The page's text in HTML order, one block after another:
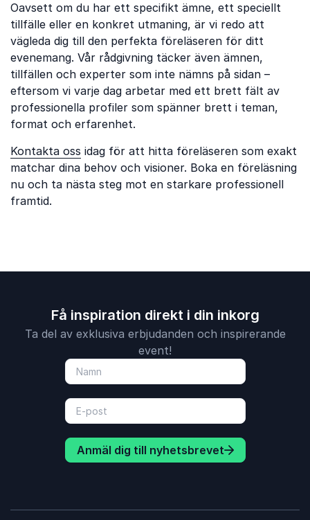
Oavsett om du har ett specifikt ämne, ett speciellt
tillfälle eller en konkret utmaning, är vi redo att
vägleda dig till den perfekta föreläseren för ditt
evenemang. Vår rådgivning täcker även ämnen,
tillfällen och experter som inte nämns på sidan –
eftersom vi varje dag arbetar med ett brett fält av
professionella profiler som spänner brett i teman,
format och erfarenhet.
Kontakta oss idag för att hitta föreläseren som exakt
matchar dina behov och visioner. Boka en föreläsning
nu och ta nästa steg mot en starkare professionell
framtid.
Få inspiration direkt i din inkorg
Ta del av exklusiva erbjudanden och inspirerande
event!
Anmäl dig till nyhetsbrevet